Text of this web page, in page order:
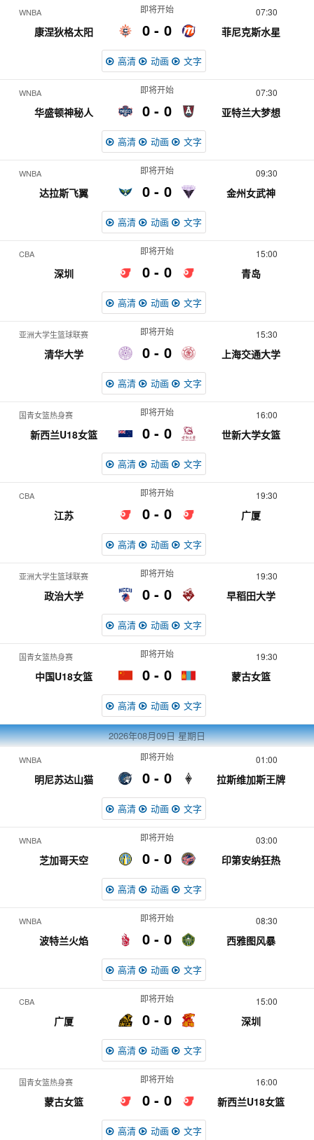
WNBA 07:30
康涅狄格太阳 0
即将开始
菲尼克斯水星
0
高清 动画 文字
WNBA 07:30
华盛顿神秘人 0
即将开始
亚特兰大梦想
0
高清 动画 文字
WNBA 09:30
达拉斯飞翼 0
即将开始
金州女武神
0
高清 动画 文字
CBA 15:00
深圳 0
即将开始
青岛
0
高清 动画 文字
亚洲大学生篮球联赛 15:30
清华大学 0
即将开始
上海交通大学
0
高清 动画 文字
国青女篮热身赛 16:00
新西兰U18女篮 0
即将开始
世新大学女篮
0
高清 动画 文字
CBA 19:30
江苏 0
即将开始
广厦
0
高清 动画 文字
亚洲大学生篮球联赛 19:30
政治大学 0
即将开始
早稻田大学
0
高清 动画 文字
国青女篮热身赛 19:30
中国U18女篮 0
即将开始
蒙古女篮
0
高清 动画 文字
2026年08月09日 星期日
WNBA 01:00
明尼苏达山猫 0
即将开始
拉斯维加斯王牌
0
高清 动画 文字
WNBA 03:00
芝加哥天空 0
即将开始
印第安纳狂热
0
高清 动画 文字
WNBA 08:30
波特兰火焰 0
即将开始
西雅图风暴
0
高清 动画 文字
CBA 15:00
广厦 0
即将开始
深圳
0
高清 动画 文字
国青女篮热身赛 16:00
蒙古女篮 0
即将开始
新西兰U18女篮
0
高清 动画 文字